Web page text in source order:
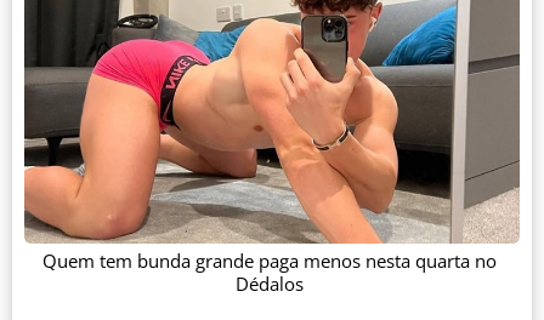
Quem tem bunda grande paga menos nesta quarta no
Dédalos